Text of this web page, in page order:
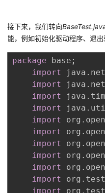
接下来，我们转向
能，例如初始化驱动程序、退出
package base ;
import
java . net
import
java . net
import
java .
import
java .
import
org .
import
org .
import
org .
import
org .
import
org .
import
org .
import
org .